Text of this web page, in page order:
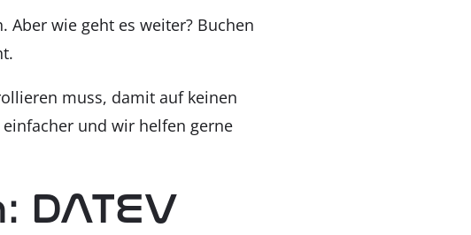
Aber wie geht es wei­ter? Buchen
muss, damit auf kei­nen
und wir hel­fen ger­ne
DATEV